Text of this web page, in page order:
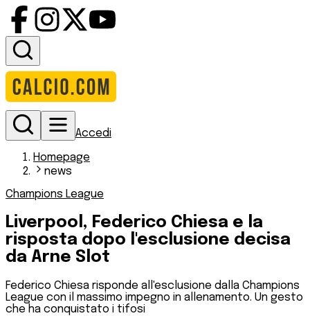
Accedi
Homepage
news
Champions League
Liverpool, Federico Chiesa e la
risposta dopo l'esclusione decisa
da Arne Slot
Federico Chiesa risponde all'esclusione dalla Champions
League con il massimo impegno in allenamento. Un gesto
che ha conquistato i tifosi